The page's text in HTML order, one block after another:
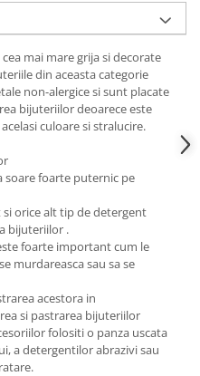
mai mare grija si decorate
din aceasta categorie
non-alergice si sunt placate
bijuteriilor deoarece este
culoare si stralucire.
soare foarte puternic pe
orice alt tip de detergent
bijuteriilor .
foarte important cum le
murdareasca sau sa se
acestora in
si pastrarea bijuteriilor
folositi o panza uscata
a detergentilor abrazivi sau